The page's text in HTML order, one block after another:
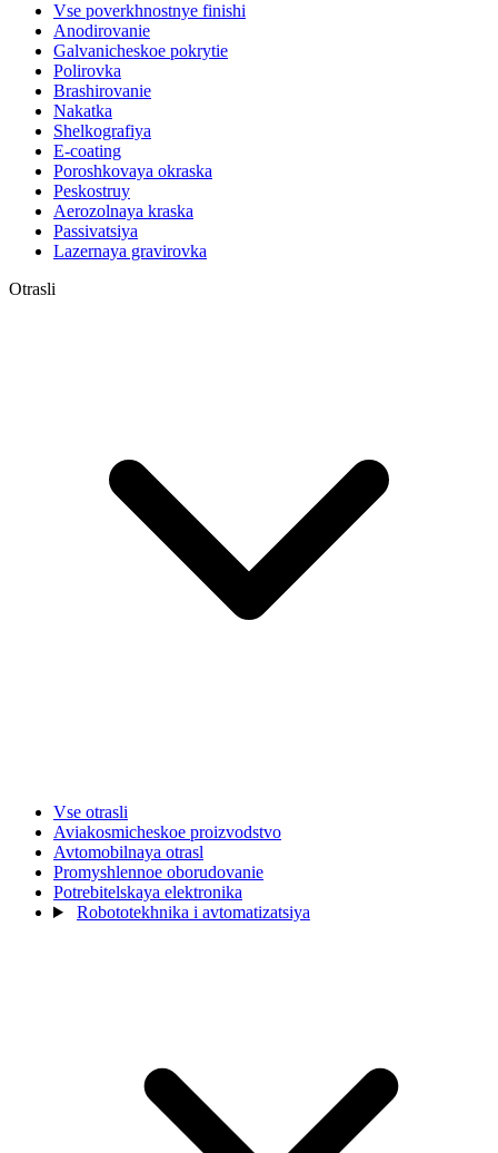
Vse poverkhnostnye finishi
Anodirovanie
Galvanicheskoe pokrytie
Polirovka
Brashirovanie
Nakatka
Shelkografiya
E-coating
Poroshkovaya okraska
Peskostruy
Aerozolnaya kraska
Passivatsiya
Lazernaya gravirovka
Otrasli
Vse otrasli
Aviakosmicheskoe proizvodstvo
Avtomobilnaya otrasl
Promyshlennoe oborudovanie
Potrebitelskaya elektronika
Robototekhnika i avtomatizatsiya